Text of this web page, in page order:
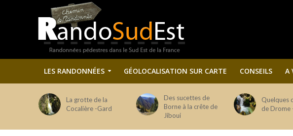
LES RANDONNÉES GÉOLOCALISATION SUR CARTE CONSEILS A
La grotte de la
Cocalière -Gard
Des sucettes de
Borne à la crête de
Jiboui
Quelques
de Drome